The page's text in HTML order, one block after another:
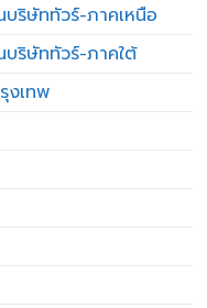
บริษัททัวร์-ภาคเหนือ
บริษัททัวร์-ภาคใต้
งเทพ